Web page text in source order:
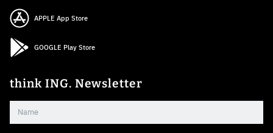
APPLE App Store
GOOGLE Play Store
think ING. Newsletter